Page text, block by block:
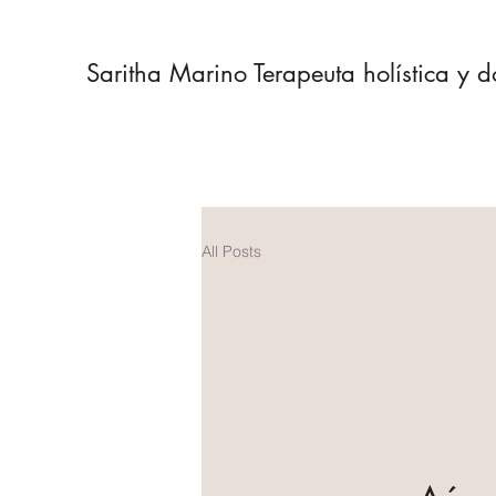
Saritha Marino Terapeuta holística y
All Posts